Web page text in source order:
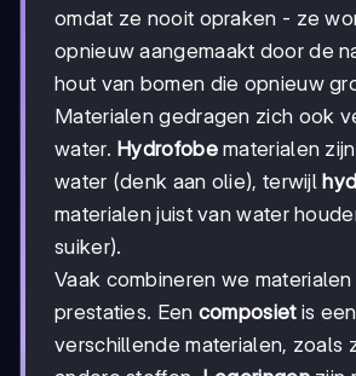
omdat ze nooit opraken - ze
opnieuw aangemaakt door de
hout van bomen die opnieuw
Materialen gedragen zich ook
water. Hydrofobematerialen
water (denk aan olie), terwijl
materialen juist van water
suiker).
Vaak combineren we
prestaties. Een composietis
verschillende materialen, zoals